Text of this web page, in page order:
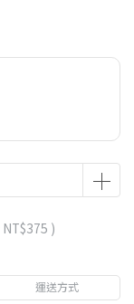
NT$375 )
運送方式